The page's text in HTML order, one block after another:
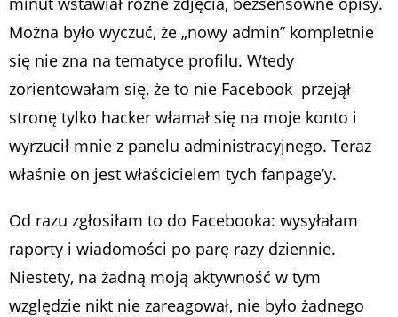
Można było wyczuć, że „nowy admin” kompletnie
się nie zna na tematyce profilu. Wtedy
zorientowałam się, że to nie Facebook przejął
stronę tylko hacker włamał się na moje konto i
wyrzucił mnie z panelu administracyjnego. Teraz
właśnie on jest właścicielem tych fanpage’y.
Od razu zgłosiłam to do Facebooka: wysyłałam
raporty i wiadomości po parę razy dziennie.
Niestety, na żadną moją aktywność w tym
względzie nikt nie zareagował, nie było żadnego